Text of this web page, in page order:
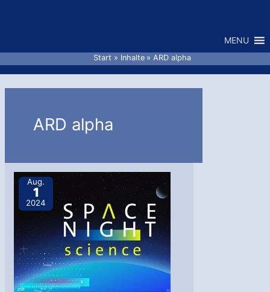
MENU
Start Inhalte ARD alpha
ARD alpha
Aug.
1
2024